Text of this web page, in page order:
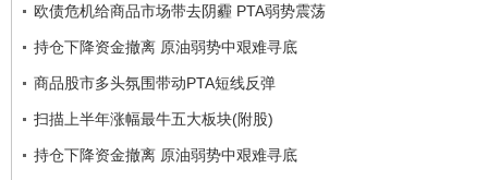
欧债危机给商品市场带去阴霾 PTA弱势震荡
持仓下降资金撤离 原油弱势中艰难寻底
商品股市多头氛围带动PTA短线反弹
扫描上半年涨幅最牛五大板块(附股)
持仓下降资金撤离 原油弱势中艰难寻底